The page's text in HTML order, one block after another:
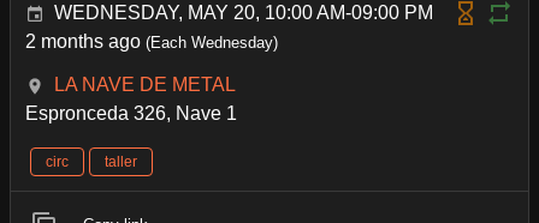
WEDNESDAY, MAY 20, 10:00 AM-09:00 PM
2 months ago (Each Wednesday)
LA NAVE DE METAL
Espronceda 326, Nave 1
circ taller